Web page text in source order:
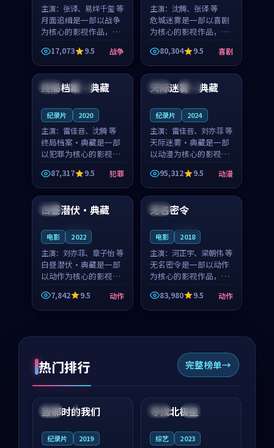
主演： 张译、易烊千玺 等
月面追缉是一部以战争
为核心的影视作品，围
绕危机、反转与人物成
长展开，整体节奏紧
凑，值得推荐观看。
17,073 9.5 战争
主演： 沈腾、张译 等
危城迷雾是一部以喜剧
为核心的影视作品，围
绕危机、反转与人物成
长展开，整体节奏紧
凑，值得推荐观看。
80,304 9.5 喜剧
中国 院线
终局档案·典藏
纪录片 2020
主演： 雷佳音、沈腾 等
终局档案·典藏是一部
以犯罪为核心的影视作
品，围绕危机、反转与
人物成长展开，整体节
奏紧凑，值得推荐观
看。
87,317 9.5 犯罪
泰国 独播
天际迷雾·典藏
纪录片 2024
主演： 雷佳音、刘亦菲 等
天际迷雾·典藏是一部
以动漫为核心的影视作
品，围绕危机、反转与
人物成长展开，整体节
奏紧凑，值得推荐观
看。
95,312 9.5 动漫
英国
白昼潜伏·典藏
电影 2022
主演： 刘亦菲、章子怡 等
白昼潜伏·典藏是一部
以动作为核心的影视作
品，围绕危机、反转与
人物成长展开，整体节
奏紧凑，值得推荐观
7,842 9.5 动作
美国
无名密令
电影 2018
主演： 河正宇、梁朝伟 等
无名密令是一部以动作
为核心的影视作品，围
绕危机、反转与人物成
长展开，整体节奏紧
凑，值得推荐观看。
83,980 9.5 动作
热门排行 完整榜单
中国 4K
99:22
致那时的我们
纪录片 2019
中国 4K
99:18
寻找北极星
综艺 2023